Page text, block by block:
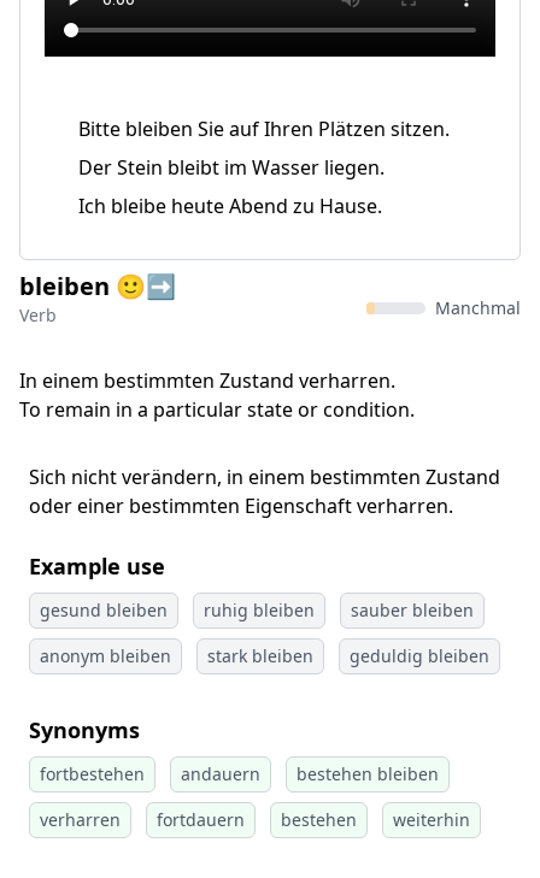
Bitte bleiben Sie auf Ihren Plätzen sitzen.
Der Stein bleibt im Wasser liegen.
Ich bleibe heute Abend zu Hause.
bleiben 🙂➡️
Verb Manchmal
In einem bestimmten Zustand verharren.
To remain in a particular state or condition.
Sich nicht verändern, in einem bestimmten Zustand
oder einer bestimmten Eigenschaft verharren.
Example use
gesund bleiben ruhig bleiben
sauber bleiben
anonym bleiben
stark bleiben geduldig bleiben
Synonyms
fortbestehen andauern
bestehen bleiben
verharren
fortdauern bestehen weiterhin